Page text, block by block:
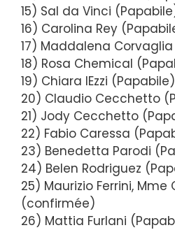
15) Sal da Vinci
16) Carolina Rey
17) Maddalena
18) Rosa Chemical
19) Chiara IEzzi (Papabile)
20) Claudio Cecchetto
21) Jody Cecchetto
22) Fabio Caressa
23) Benedetta Parodi
24) Belen Rodriguez
25) Maurizio Ferrini, Mme
(confirmée)
26) Mattia Furlani